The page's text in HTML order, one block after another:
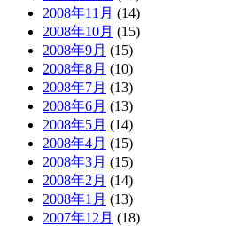
2008年11月 (14)
2008年10月 (15)
2008年9月 (15)
2008年8月 (10)
2008年7月 (13)
2008年6月 (13)
2008年5月 (14)
2008年4月 (15)
2008年3月 (15)
2008年2月 (14)
2008年1月 (13)
2007年12月 (18)